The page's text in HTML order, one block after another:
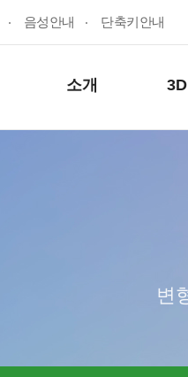
음성안내 단축키안내
소개
변